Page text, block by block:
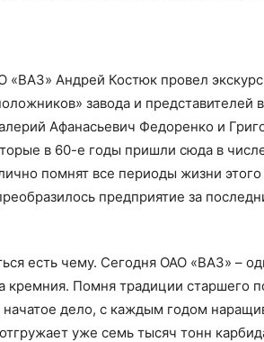
«ВАЗ» Андрей Костюк провел
завода и представителей
Афанасьевич Федоренко и
в 60-е годы пришли сюда в
помнят все периоды жизни
предприятие за
есть чему. Сегодня ОАО «ВАЗ» –
кремния. Помня традиции старшего
дело, с каждым годом
уже семь тысяч тонн